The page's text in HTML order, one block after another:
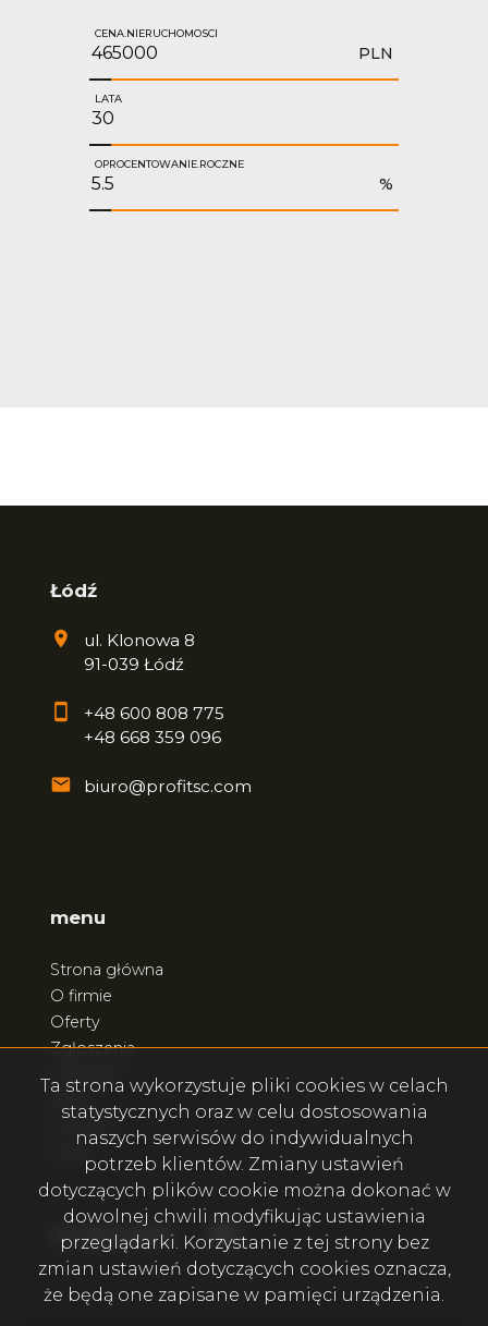
CENA.NIERUCHOMOSCI
PLN
LATA
OPROCENTOWANIE.ROCZNE
%
Łódź
ul. Klonowa 8
91-039 Łódź
+48 600 808 775
+48 668 359 096
biuro@profitsc.com
menu
Strona główna
O firmie
Oferty
Zgłoszenia
Kontakt
social.media Facebook
Facebook
Ta strona wykorzystuje pliki cookies w celach
statystycznych oraz w celu dostosowania
naszych serwisów do indywidualnych
potrzeb klientów. Zmiany ustawień
dotyczących plików cookie można dokonać w
dowolnej chwili modyfikując ustawienia
przeglądarki. Korzystanie z tej strony bez
zmian ustawień dotyczących cookies oznacza,
że będą one zapisane w pamięci urządzenia.